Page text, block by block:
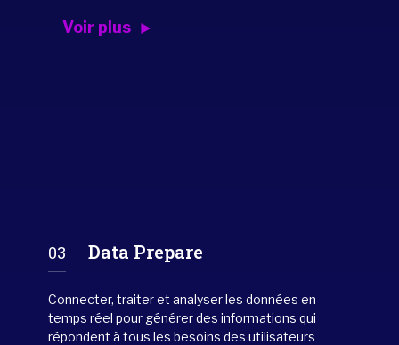
Voir plus
03 Data Prepare
Connecter, traiter et analyser les données en
temps réel pour générer des informations qui
répondent à tous les besoins des utilisateurs